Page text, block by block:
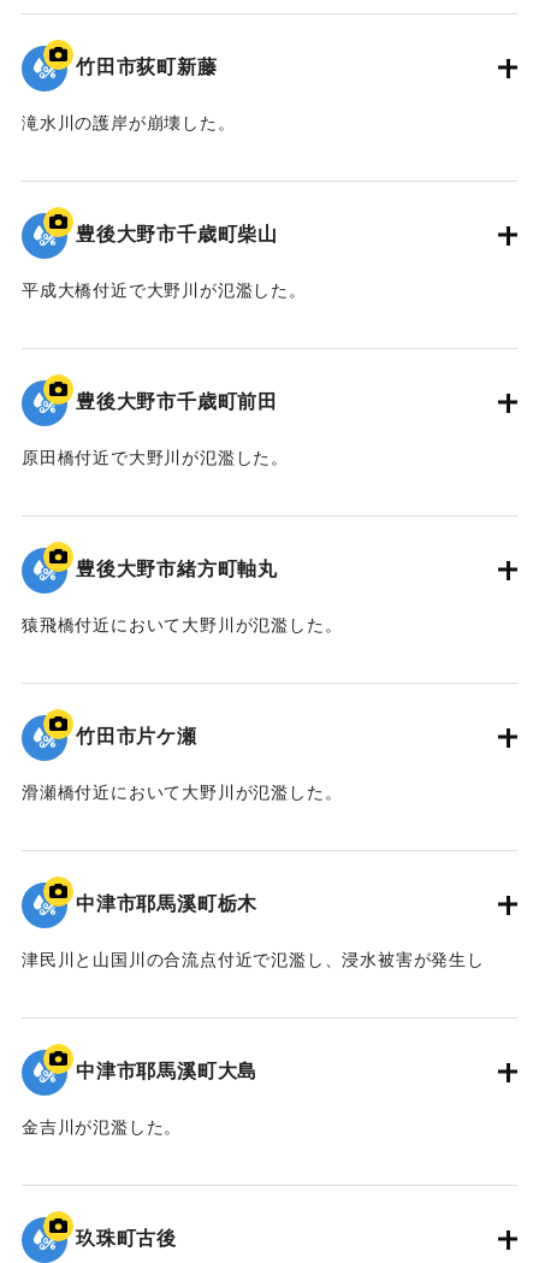
｜固有コード:09922051
竹田市荻町新藤
滝水川の護岸が崩壊した。
｜固有コード:09922050
豊後大野市千歳町柴山
平成大橋付近で大野川が氾濫した。
｜固有コード:09922049
豊後大野市千歳町前田
原田橋付近で大野川が氾濫した。
｜固有コード:09922048
豊後大野市緒方町軸丸
猿飛橋付近において大野川が氾濫した。
｜固有コード:09922047
竹田市片ケ瀬
滑瀬橋付近において大野川が氾濫した。
｜固有コード:09922046
中津市耶馬溪町栃木
津民川と山国川の合流点付近で氾濫し、浸水被害が発生し
｜固有コード:
中津市耶馬溪町大島
金吉川が氾濫した。
｜固有コード:09922044
玖珠町古後